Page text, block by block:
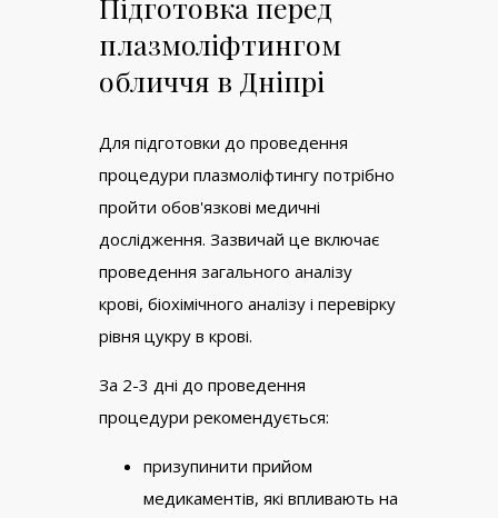
плазмоліфтингом
обличчя в Дніпрі
Для підготовки до проведення
процедури плазмоліфтингу потрібно
пройти обов'язкові медичні
дослідження. Зазвичай це включає
проведення загального аналізу
крові, біохімічного аналізу і перевірку
рівня цукру в крові.
За 2-3 дні до проведення
процедури рекомендується:
призупинити прийом
медикаментів, які впливають на